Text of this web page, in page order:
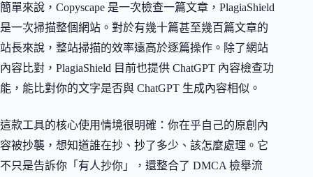
簡單來說，Copyscape 是一次檢查一篇文章，PlagiaShield
是一次掃描整個網站。對於有幾十篇甚至幾百篇文章的
站長來說，整站掃描的效率遠高於逐篇操作。除了網站
內容比對，PlagiaShield 目前也提供 ChatGPT 內容檢查功
能，能比對你的文字是否與 ChatGPT 生成內容相似。
這款工具的核心使用情境很明確：你在乎自己的原創內
容被抄襲，想知道誰在抄、抄了多少、該怎麼處理。它
不只是告訴你「有人抄你」，還整合了 DMCA 檢舉流